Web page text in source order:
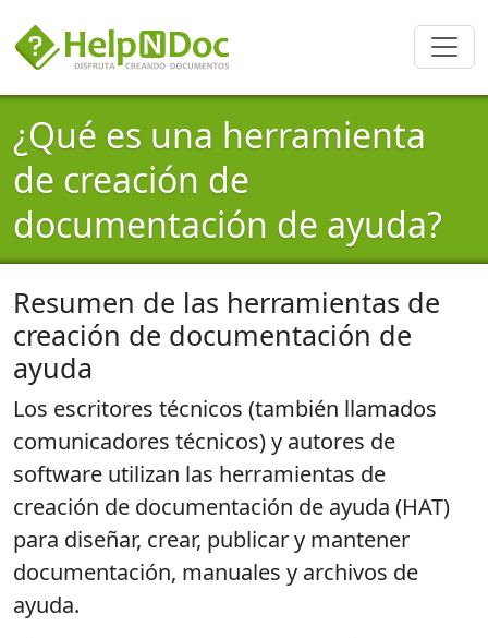
¿Qué es una herramienta
de creación de
documentación de ayuda?
Resumen de las herramientas de
creación de documentación de
ayuda
Los escritores técnicos (también llamados
comunicadores técnicos) y autores de
software utilizan las herramientas de
creación de documentación de ayuda (HAT)
para diseñar, crear, publicar y mantener
documentación, manuales y archivos de
ayuda.